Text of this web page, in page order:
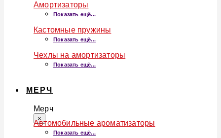
Амортизаторы
Показать ещё...
Кастомные пружины
Показать ещё...
Чехлы на амортизаторы
Показать ещё...
МЕРЧ
Мерч
×
Автомобильные ароматизаторы
Показать ещё...